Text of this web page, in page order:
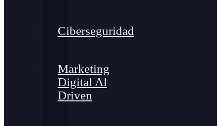
Ciberseguridad
Marketing
Digital Al
Driven